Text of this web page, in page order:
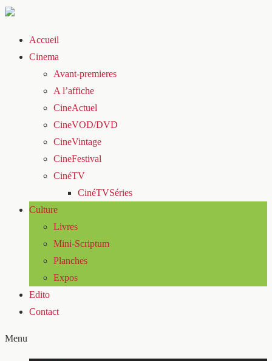
Accueil
Cinema
Avant-premieres
A l’affiche
CineActuel
CineVOD/DVD
CineVintage
CineFestival
CinéTV
CinéTVSéries
Culture
Livres
Mini-Scriptum
Planches
Expos
Edito
Contact
Menu